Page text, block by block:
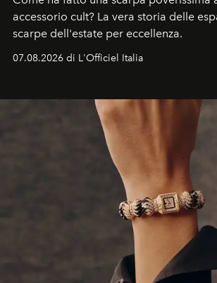
accessorio cult? La vera storia delle
scarpe dell'estate per eccellenza.
07.08.2026 di L'Officiel Italia